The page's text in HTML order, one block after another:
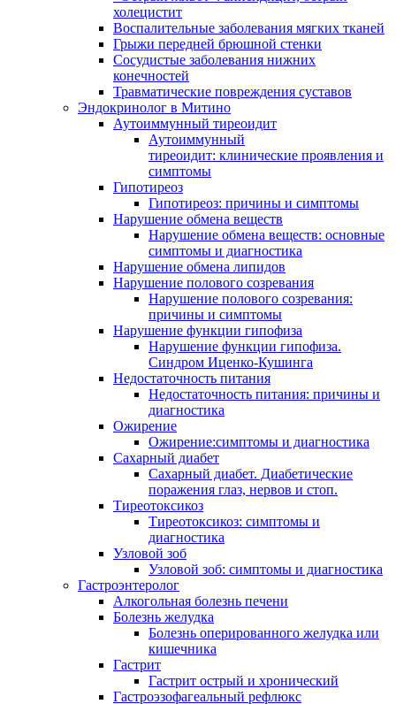
холецистит
Воспалительные заболевания мягких тканей
Грыжи передней брюшной стенки
Сосудистые заболевания нижних
конечностей
Травматические повреждения суставов
Эндокринолог в Митино
Аутоиммунный тиреоидит
Аутоиммунный
тиреоидит: клинические проявления и
симптомы
Гипотиреоз
Гипотиреоз: причины и симптомы
Нарушение обмена веществ
Нарушение обмена веществ: основные
симптомы и диагностика
Нарушение обмена липидов
Нарушение полового созревания
Нарушение полового созревания:
причины и симптомы
Нарушение функции гипофиза
Нарушение функции гипофиза.
Синдром Иценко-Кушинга
Недостаточность питания
Недостаточность питания: причины и
диагностика
Ожирение
Ожирение:симптомы и диагностика
Сахарный диабет
Сахарный диабет. Диабетические
поражения глаз, нервов и стоп.
Тиреотоксикоз
Тиреотоксикоз: симптомы и
диагностика
Узловой зоб
Узловой зоб: симптомы и диагностика
Гастроэнтеролог
Алкогольная болезнь печени
Болезнь желудка
Болезнь оперированного желудка или
кишечника
Гастрит
Гастрит острый и хронический
Гастроэзофагеальный рефлюкс